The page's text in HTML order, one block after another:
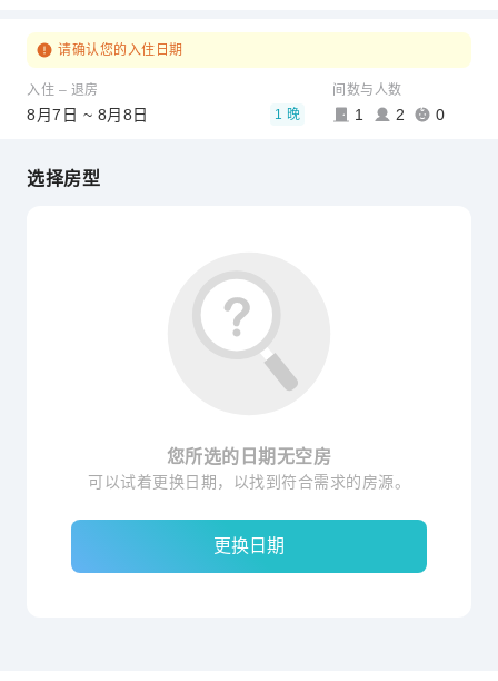
请确认您的入住日期
入住 – 退房
8月7日 ~ 8月8日 1 晚
间数与人数
1 2 0
选择房型
您所选的日期无空房
可以试着更换日期，以找到符合需求的房源。
更换日期